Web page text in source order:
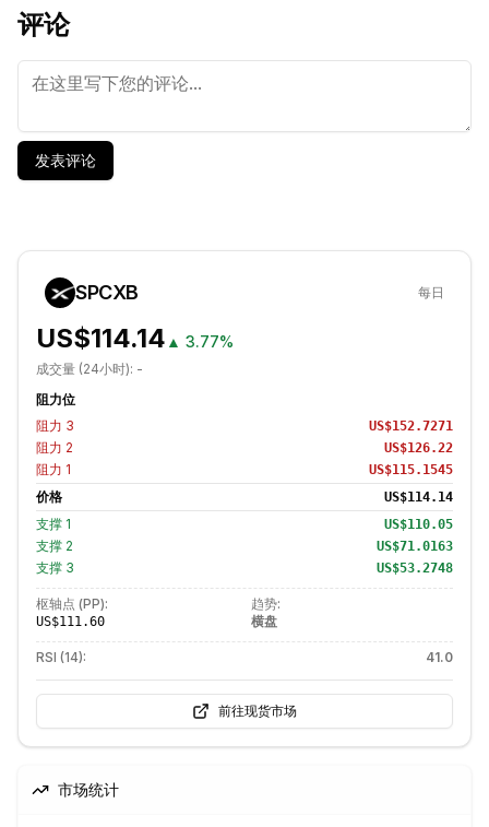
评论
发表评论
SPCXB 每日
US$114.14 ▲ 3.77%
成交量 (24小时): -
阻力位
阻力 3 US$152.7271
阻力 2 US$126.22
阻力 1 US$115.1545
价格 US$114.14
支撑 1 US$110.05
支撑 2 US$71.0163
支撑 3 US$53.2748
枢轴点 (PP):
US$111.60
趋势:
横盘
RSI (14): 41.0
前往现货市场
市场统计